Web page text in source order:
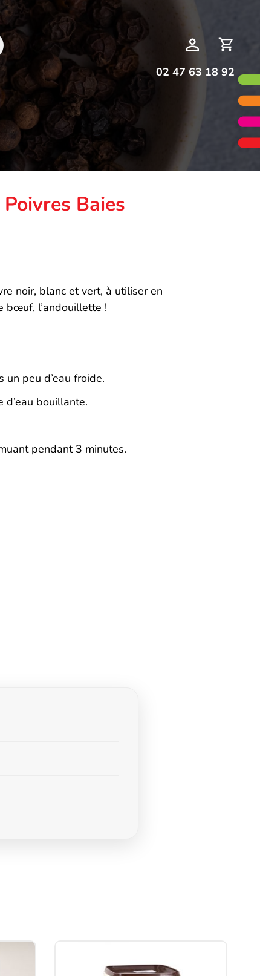
Mon
devis
02 47 63 18 92
Baies
noir, blanc et vert, à utiliser en
bœuf, l’andouillette !
peu d’eau froide.
bouillante.
pendant 3 minutes.